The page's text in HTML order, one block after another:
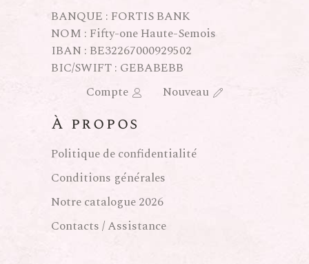
À propos
Politique de confidentialité
Conditions générales
Notre catalogue 2026
Contacts / Assistance
BANQUE : FORTIS BANK
NOM : Fifty-one Haute-Semois
IBAN : BE32267000929502
BIC/SWIFT : GEBABEBB
Compte
Nouveau